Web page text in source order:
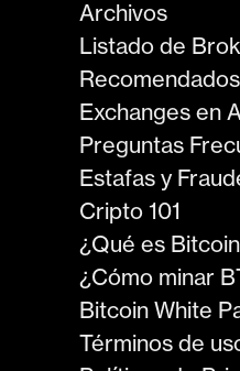
Archivos
Listado de
Exchanges en
Preguntas
Estafas y
Cripto 101
¿Qué es
¿Cómo minar
Bitcoin White
Términos de